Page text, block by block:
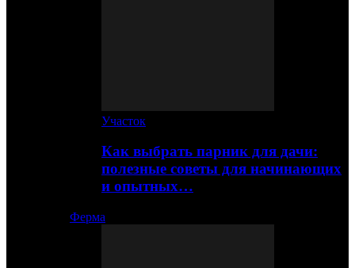
Участок
Как выбрать парник для дачи:
полезные советы для начинающих
и опытных…
Ферма